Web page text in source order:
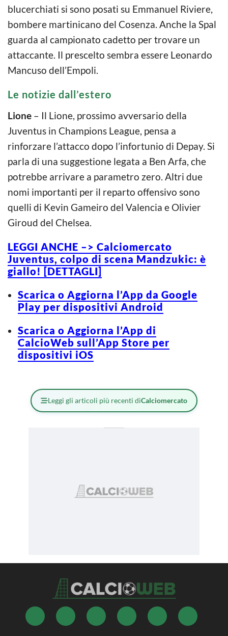
blucerchiati si sono posati su Emmanuel Riviere,
bombere martinicano del Cosenza. Anche la Spal
guarda al campionato cadetto per trovare un
attaccante. Il prescelto sembra essere Leonardo
Mancuso dell’Empoli.
Le notizie dall’estero
Lione – Il Lione, prossimo avversario della
Juventus in Champions League, pensa a
rinforzare l’attacco dopo l’infortunio di Depay. Si
parla di una suggestione legata a Ben Arfa, che
potrebbe arrivare a parametro zero. Altri due
nomi importanti per il reparto offensivo sono
quelli di Kevin Gameiro del Valencia e Olivier
Giroud del Chelsea.
LEGGI ANCHE –> Calciomercato
Juventus, colpo di scena Mandzukic: è
giallo! [DETTAGLI]
Scarica o Aggiorna l’App da Google
Play per dispositivi Android
Scarica o Aggiorna l’App di
CalcioWeb sull’App Store per
dispositivi iOS
Leggi gli articoli più recenti diCalciomercato